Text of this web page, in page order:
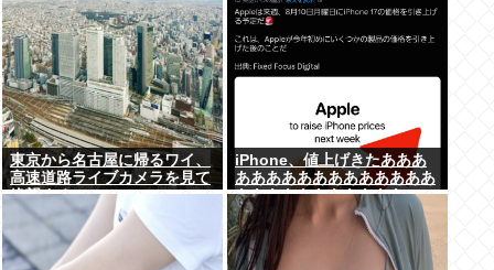
東京から名古屋に帰るワイ、
高速道路ライブカメラを見て
絶望する
iPhone、値上げきたあああ
あああああああああああああ
あああああああああああ
あ！！！